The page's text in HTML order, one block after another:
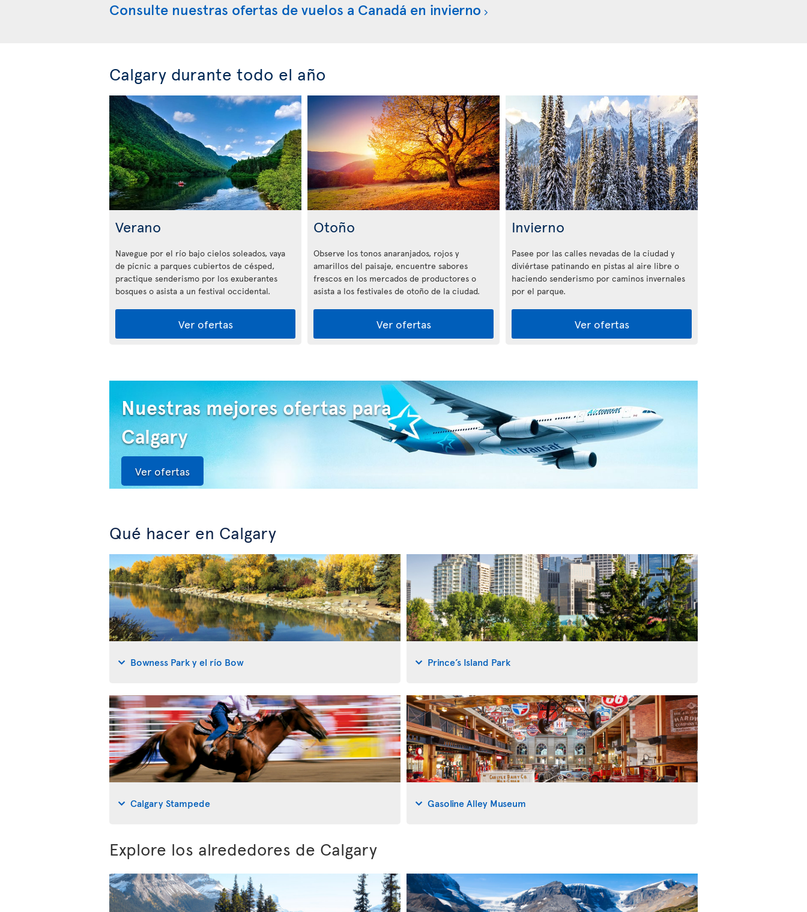
Consulte nuestras ofertas de vuelos a Canadá en invierno
Calgary durante todo el año
Verano
Navegue por el río bajo cielos soleados, vaya
de pícnic a parques cubiertos de césped,
practique senderismo por los exuberantes
bosques o asista a un festival occidental.
Ver ofertas
Otoño
Observe los tonos anaranjados, rojos y
amarillos del paisaje, encuentre sabores
frescos en los mercados de productores o
asista a los festivales de otoño de la ciudad.
Ver ofertas
Invierno
Pasee por las calles nevadas de la ciudad y
diviértase patinando en pistas al aire libre o
haciendo senderismo por caminos invernales
por el parque.
Ver ofertas
Nuestras mejores ofertas para
Calgary
Ver ofertas
Qué hacer en Calgary
Bowness Park y el río Bow Prince’s Island Park
Calgary Stampede Gasoline Alley Museum
Explore los alrededores de Calgary